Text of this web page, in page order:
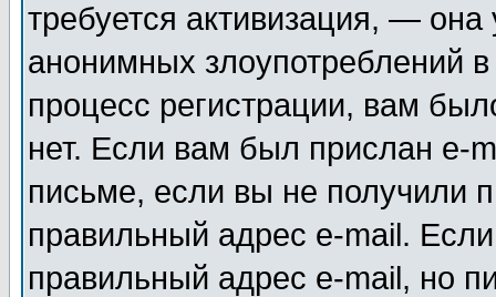
требуется активизация, —
анонимных злоупотреблений
процесс регистрации, вам
нет. Если вам был прислан e-
письме, если вы не получили
правильный адрес e-mail.
правильный адрес e-mail, но